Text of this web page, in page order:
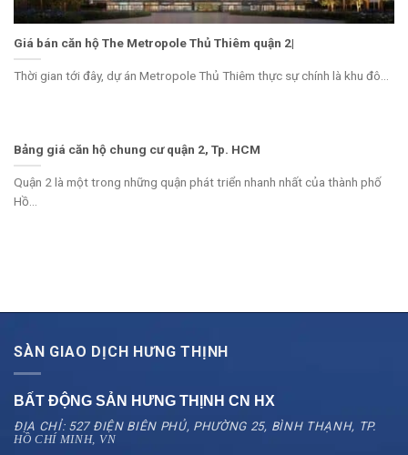
Giá bán căn hộ The Metropole Thủ Thiêm quận 2|
Thời gian tới đây, dự án Metropole Thủ Thiêm thực sự chính là khu đô...
Bảng giá căn hộ chung cư quận 2, Tp. HCM
Quận 2 là một trong những quận phát triển nhanh nhất của thành phố
Hồ...
SÀN GIAO DỊCH HƯNG THỊNH
BẤT ĐỘNG SẢN HƯNG THỊNH CN HX
ĐỊA CHỈ: 527 ĐIỆN BIÊN PHỦ, PHƯỜNG 25, BÌNH THẠNH, TP.
HỒ CHÍ MINH, VN